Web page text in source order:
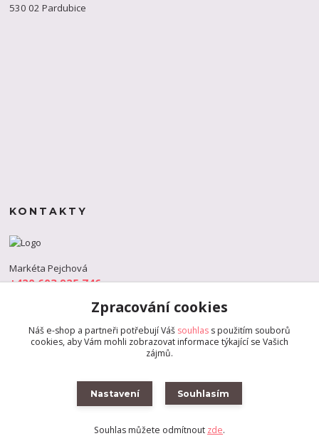
530 02 Pardubice
KONTAKTY
Markéta Pejchová
+420 603 925 746
info@s-dance.cz
Zpracování cookies
Náš e-shop a partneři potřebují Váš souhlas s použitím souborů
cookies, aby Vám mohli zobrazovat informace týkající se Vašich
zájmů.
Nastavení Souhlasím
Souhlas můžete odmítnout zde.